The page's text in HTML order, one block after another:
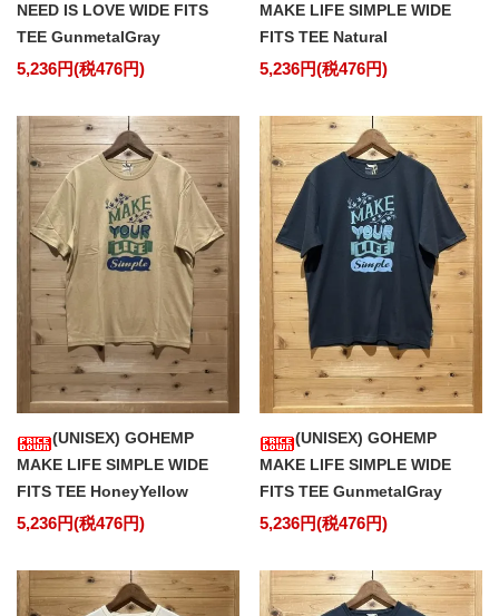
NEED IS LOVE WIDE FITS
TEE GunmetalGray
5,236円(税476円)
MAKE LIFE SIMPLE WIDE
FITS TEE Natural
5,236円(税476円)
(UNISEX) GOHEMP
MAKE LIFE SIMPLE WIDE
FITS TEE HoneyYellow
5,236円(税476円)
(UNISEX) GOHEMP
MAKE LIFE SIMPLE WIDE
FITS TEE GunmetalGray
5,236円(税476円)